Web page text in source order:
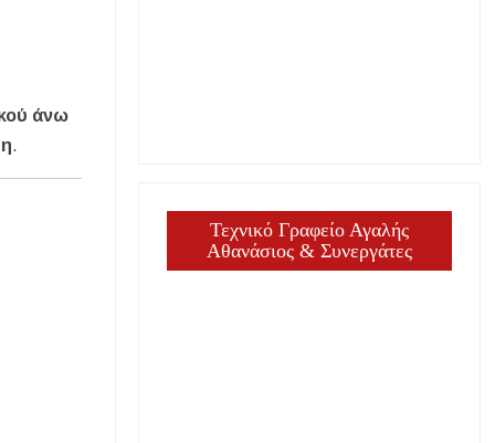
άνω
.
Τεχνικό Γραφείο Αγαλής
Αθανάσιος & Συνεργάτες